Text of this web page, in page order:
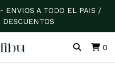
A TODO EL PAIS /
0